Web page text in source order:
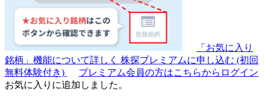
「お気に入り
銘柄」機能について詳しく 株探プレミアムに申し込む (初回
無料体験付き)
プレミアム会員の方はこちらからログイン
お気に入りに追加しました。